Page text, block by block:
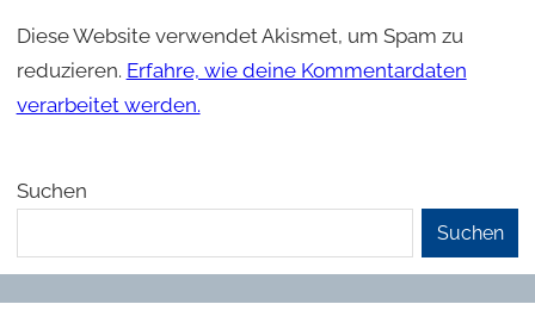
Diese Website verwendet Akismet, um Spam zu
reduzieren. Erfahre, wie deine Kommentardaten
verarbeitet werden.
Suchen
Suchen